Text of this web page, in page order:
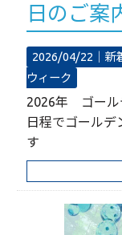
日のご案
2026/04/22｜ 新
ウィーク
2026年 ゴール
日程でゴールデ
す